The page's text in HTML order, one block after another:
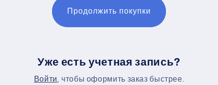
Продолжить покупки
Уже есть учетная запись?
Войти , чтобы оформить заказ быстрее.